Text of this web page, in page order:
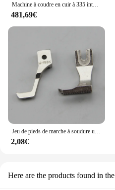
481,69€
2,08€
Here are the products found in the